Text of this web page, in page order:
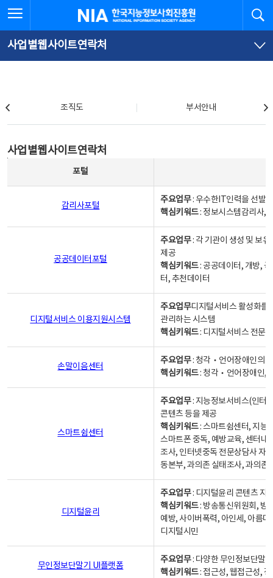
문
로
가
체
뉴
바
가
한국지능정보사회진흥원
사업별웹사이트연락처
조직도 부서안내
사업별웹사이트연락처
포털
감리사포털
주요업무: 우수한IT인력을 선발
핵심키워드: 정보시스템감리사,
공공데이터포털
주요업무: 각 기관이 생성 및 보
제공
핵심키워드: 공공데이터, 개방,
터, 추천데이터
디지털서비스 이용지원시스템
주요업무디지털서비스 활성화를
관리하는 시스템
핵심키워드: 디지털서비스 전문
손말이음센터
주요업무: 청각‧언어장애인의
핵심키워드: 청각‧언어장애인,
스마트쉼센터
주요업무: 지능정보서비스(인터
콘텐츠 등을 제공
핵심키워드: 스마트쉼센터, 지능
스마트폰 중독, 예방교육, 센터내
조사, 인터넷중독 전문상담사 자
동본부, 과의존 실태조사, 과의존
디지털윤리
주요업무: 디지털윤리 콘텐츠 지
핵심키워드: 방송통신위원회, 방
예방, 사이버폭력, 아인세, 아름
디지털시민
무인정보단말기 UI플랫폼
주요업무: 다양한 무인정보단말
핵심키워드: 접근성, 웹접근성,